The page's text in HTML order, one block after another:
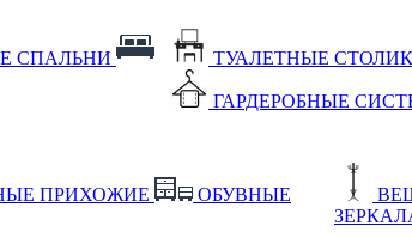
СПАЛЬНИ ТУАЛЕТНЫЕ
ГАРДЕРОБНЫЕ
ПРИХОЖИЕ
ОБУВНЫЕ